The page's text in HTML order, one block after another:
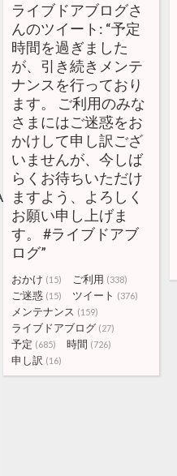
ライブドアブログさ
んのツイート: “予定
時間を過ぎました
が、引き続きメンテ
ナンスを行っており
ます。 ご利用のみな
さまにはご迷惑をお
かけして申し訳ござ
いませんが、今しば
らくお待ちいただけ
ますよう、よろしく
お願い申し上げま
す。 #ライブドアブ
ログ”
おかけ (15) ご利用 (338)
ご迷惑 (15) ツイート (376)
メンテナンス (159)
ライブドアブログ (27)
予定 (685) 時間 (726)
申し訳 (16)